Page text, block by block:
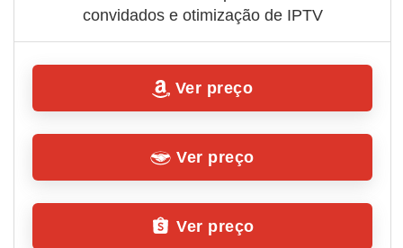
convidados e otimização de IPTV
Ver preço
Ver preço
Ver preço